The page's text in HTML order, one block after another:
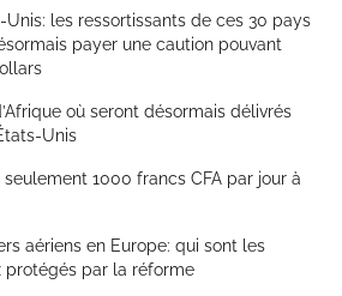
les ressortissants de ces 30 pays
payer une caution pouvant
où seront désormais délivrés
Unis
1000 francs CFA par jour à
aériens en Europe: qui sont les
protégés par la réforme